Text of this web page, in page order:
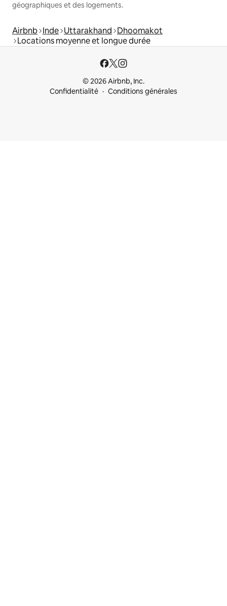
géographiques et des logements.
Airbnb Inde Uttarakhand Dhoomakot
Locations moyenne et longue durée
© 2026 Airbnb, Inc.
Confidentialité
Conditions générales